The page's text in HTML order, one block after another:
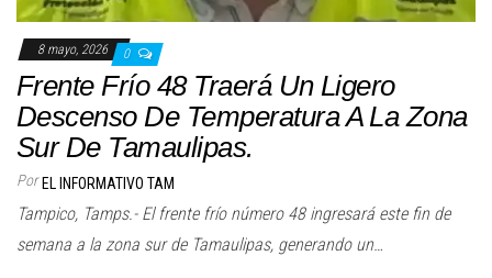
8 mayo, 2026 0
Frente Frío 48 Traerá Un Ligero
Descenso De Temperatura A La Zona
Sur De Tamaulipas.
Por EL INFORMATIVO TAM
Tampico, Tamps.- El frente frío número 48 ingresará este fin de
semana a la zona sur de Tamaulipas, generando un…